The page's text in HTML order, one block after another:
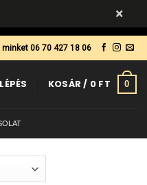
minket 06 70 427 18 06
KOSÁR / 0 FT 0
×